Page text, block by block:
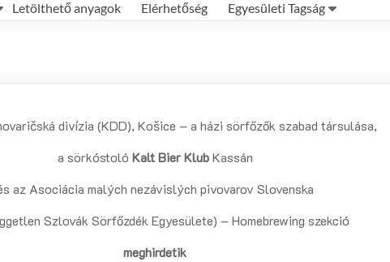
Letölthető anyagok Elérhetőség Egyesületi Tagság
divízia (KDD), Košice – a házi sörfőzők szabad társulása,
a sörkóstoló Kalt Bier KlubKassán
az Asociácia malých nezávislých pivovarov Slovenska
Szlovák Sörfőzdék Egyesülete) – Homebrewing szekció
meghirdetik